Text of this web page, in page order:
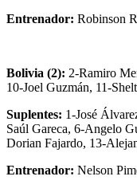
Entrenador: Robinson
Bolivia (2): 2-Ramiro
10-Joel Guzmán, 11-
Suplentes: 1-José
Saúl Gareca, 6-Angelo
Dorian Fajardo, 13-
Entrenador: Nelson